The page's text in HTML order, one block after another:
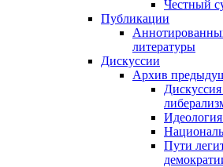
Честный
Публикации
литературы
Дискуссии
Архив
Пути